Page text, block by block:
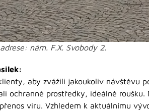
nám. F.X. Svobody 2.
aby zvážili jakoukoliv návštěvu
ochranné prostředky, ideálně
viru. Vzhledem k aktuálnímu